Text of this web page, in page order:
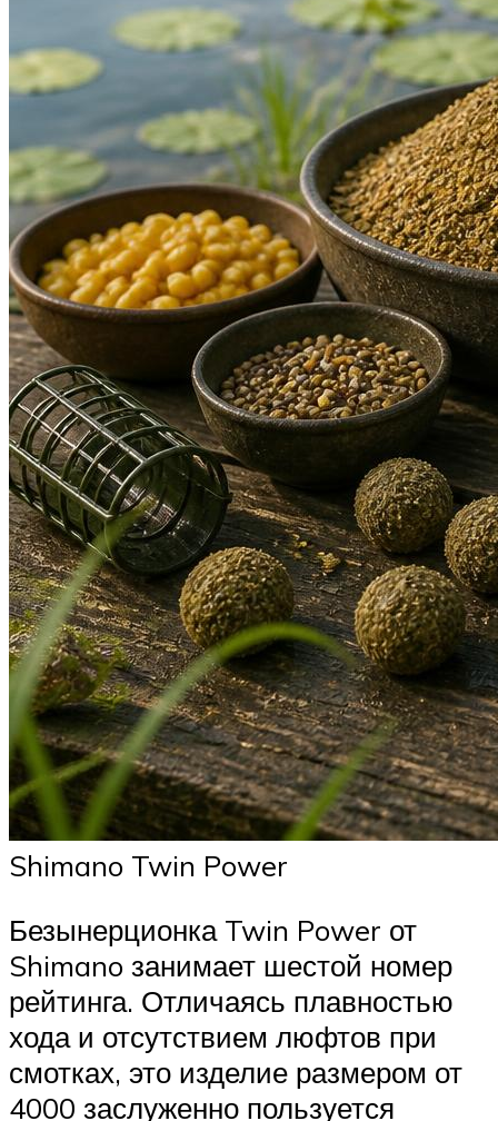
Shimano Twin Power
Безынерционка Twin Power от
Shimano занимает шестой номер
рейтинга. Отличаясь плавностью
хода и отсутствием люфтов при
смотках, это изделие размером от
4000 заслуженно пользуется